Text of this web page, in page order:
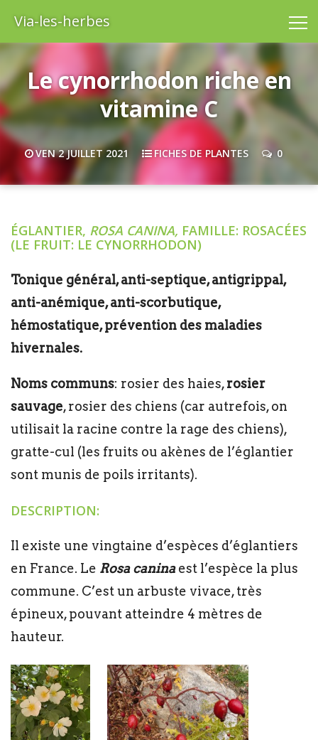
Via-les-herbes
Le cynorrhodon riche en
vitamine C
VEN 2 JUILLET 2021 FICHES DE PLANTES 0
ÉGLANTIER, ROSA CANINA, FAMILLE: ROSACÉES
(LE FRUIT: LE CYNORRHODON)
Tonique général, anti-septique, antigrippal,
anti-anémique, anti-scorbutique,
hémostatique, prévention des maladies
hivernales.
Noms communs: rosier des haies,rosier
sauvage, rosier des chiens (car autrefois, on
utilisait la racine contre la rage des chiens),
gratte-cul (les fruits ou akènes de l’églantier
sont munis de poils irritants).
DESCRIPTION:
Il existe une vingtaine d’espèces d’églantiers
en France. Le Rosa caninaest l’espèce la plus
commune. C’est un arbuste vivace, très
épineux, pouvant atteindre 4 mètres de
hauteur.